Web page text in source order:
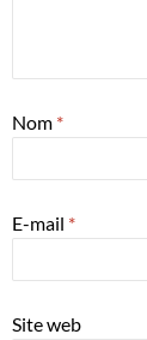
Nom *
E-mail *
Site web